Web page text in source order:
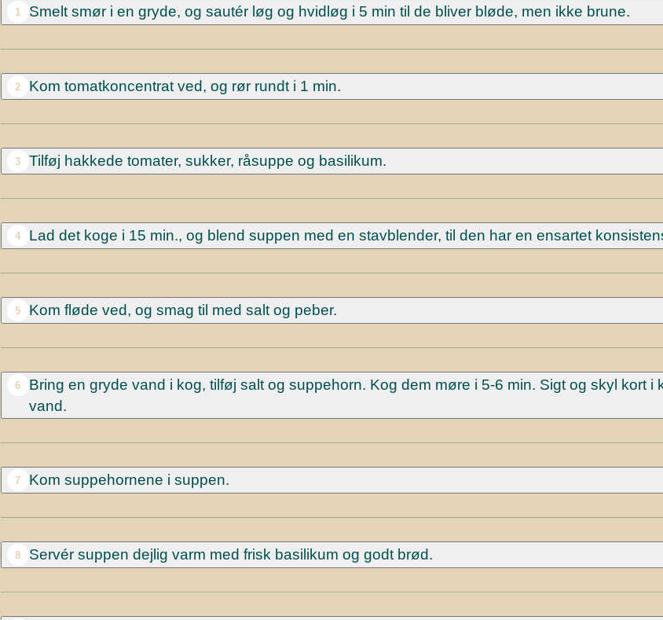
1 Smelt smør i en gryde, og sautér løg og hvidløg i 5 min til de bliver bløde, men ikke brune.
2 Kom tomatkoncentrat ved, og rør rundt i 1 min.
3 Tilføj hakkede tomater, sukker, råsuppe og basilikum.
4 Lad det koge i 15 min., og blend suppen med en stavblender, til den har en ensartet
5 Kom fløde ved, og smag til med salt og peber.
6
Bring en gryde vand i kog, tilføj salt og suppehorn. Kog dem møre i 5-6 min. Sigt og skyl kort i
vand.
7 Kom suppehornene i suppen.
8 Servér suppen dejlig varm med frisk basilikum og godt brød.